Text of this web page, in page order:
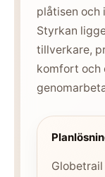
plåtisen och
Styrkan
tillverkare,
komfort och